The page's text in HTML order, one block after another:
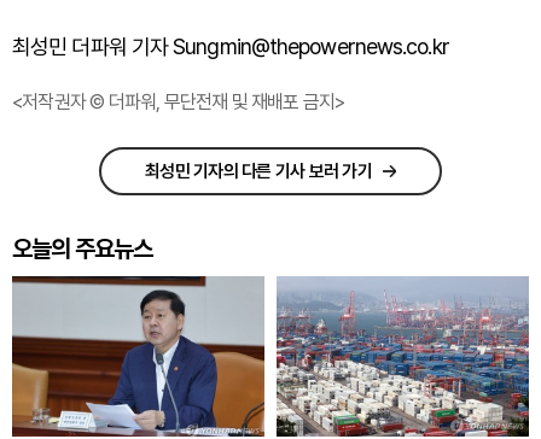
최성민 더파워 기자 Sungmin@thepowernews.co.kr
<저작권자 © 더파워, 무단전재 및 재배포 금지>
최성민 기자의 다른 기사 보러 가기
오늘의 주요뉴스